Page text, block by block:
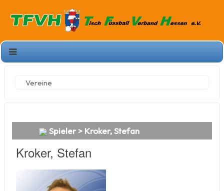
Vereine
Spieler > Kroker, Stefan
Kroker, Stefan